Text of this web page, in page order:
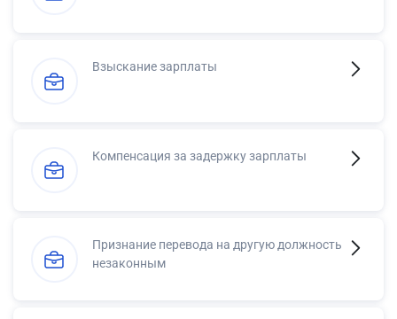
Взыскание зарплаты
Компенсация за задержку зарплаты
Признание перевода на другую должность
незаконным